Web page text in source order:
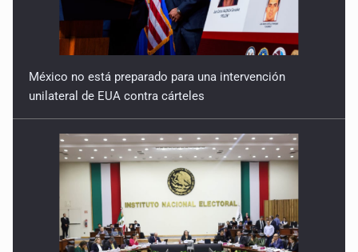
México no está preparado para una intervención
unilateral de EUA contra cárteles